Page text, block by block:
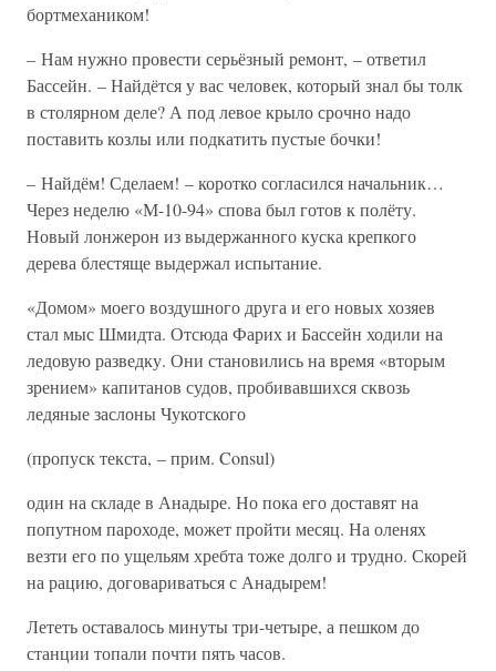
бортмехаником!
– Нам нужно провести серьёзный ремонт, – ответил
Бассейн. – Найдётся у вас человек, который знал бы толк
в столярном деле? А под левое крыло срочно надо
поставить козлы или подкатить пустые бочки!
– Найдём! Сделаем! – коротко согласился начальник…
Через неделю «М-10-94» спова был готов к полёту.
Новый лонжерон из выдержанного куска крепкого
дерева блестяще выдержал испытание.
«Домом» моего воздушного друга и его новых хозяев
стал мыс Шмидта. Отсюда Фарих и Бассейн ходили на
ледовую разведку. Они становились на время «вторым
зрением» капитанов судов, пробивавшихся сквозь
ледяные заслоны Чукотского
(пропуск текста, – прим. Consul)
один на складе в Анадыре. Но пока его доставят на
попутном пароходе, может пройти месяц. На оленях
везти его по ущельям хребта тоже долго и трудно. Скорей
на рацию, договариваться с Анадырем!
Лететь оставалось минуты три-четыре, а пешком до
станции топали почти пять часов.